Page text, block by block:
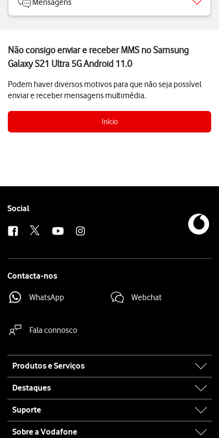
Mensagens
Não consigo enviar e receber MMS no Samsung
Galaxy S21 Ultra 5G Android 11.0
Podem haver diversos motivos para que não seja possível
enviar e receber mensagens multimédia.
Início
Follow
Social
Contacta-nos
WhatsApp Webchat
Fala connosco
map
Produtos e Serviços
Destaques
Suporte
Sobre a Vodafone